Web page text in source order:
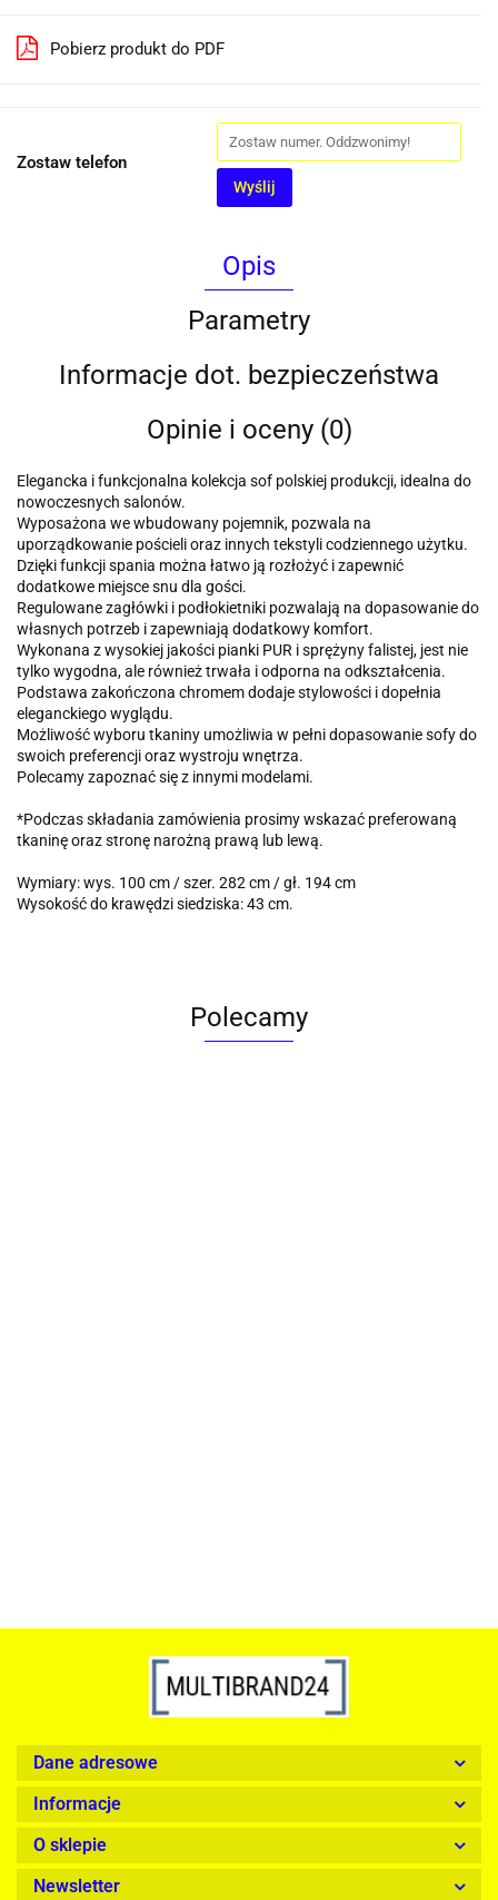
Pobierz produkt do PDF
Zostaw telefon
Wyślij
Opis
Parametry
Informacje dot. bezpieczeństwa
Opinie i oceny (0)
Elegancka i funkcjonalna kolekcja sof polskiej produkcji, idealna do
nowoczesnych salonów.
Wyposażona we wbudowany pojemnik, pozwala na
uporządkowanie pościeli oraz innych tekstyli codziennego użytku.
Dzięki funkcji spania można łatwo ją rozłożyć i zapewnić
dodatkowe miejsce snu dla gości.
Regulowane zagłówki i podłokietniki pozwalają na dopasowanie do
własnych potrzeb i zapewniają dodatkowy komfort.
Wykonana z wysokiej jakości pianki PUR i sprężyny falistej, jest nie
tylko wygodna, ale również trwała i odporna na odkształcenia.
Podstawa zakończona chromem dodaje stylowości i dopełnia
eleganckiego wyglądu.
Możliwość wyboru tkaniny umożliwia w pełni dopasowanie sofy do
swoich preferencji oraz wystroju wnętrza.
Polecamy zapoznać się z innymi modelami.
*Podczas składania zamówienia prosimy wskazać preferowaną
tkaninę oraz stronę narożną prawą lub lewą.
Wymiary: wys. 100 cm / szer. 282 cm / gł. 194 cm
Wysokość do krawędzi siedziska: 43 cm.
Polecamy
Dane adresowe
Informacje
O sklepie
Newsletter